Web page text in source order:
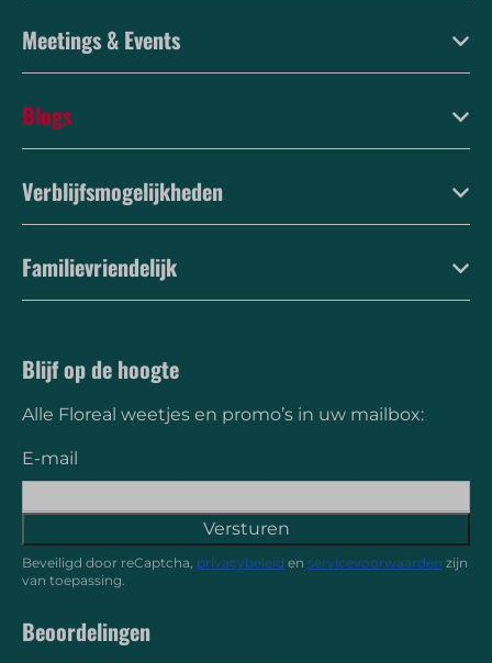
Meetings & Events
Blogs
Verblijfsmogelijkheden
Familievriendelijk
Blijf op de hoogte
Alle Floreal weetjes en promo’s in uw mailbox:
E-mail
Versturen
Beveiligd door reCaptcha, privacybeleid en servicevoorwaarden zijn
van toepassing.
Beoordelingen